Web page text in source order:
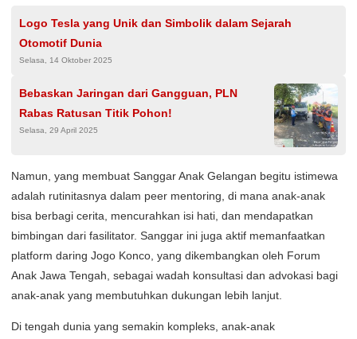
Logo Tesla yang Unik dan Simbolik dalam Sejarah
Otomotif Dunia
Selasa, 14 Oktober 2025
Bebaskan Jaringan dari Gangguan, PLN
Rabas Ratusan Titik Pohon!
Selasa, 29 April 2025
Namun, yang membuat Sanggar Anak Gelangan begitu istimewa
adalah rutinitasnya dalam peer mentoring, di mana anak-anak
bisa berbagi cerita, mencurahkan isi hati, dan mendapatkan
bimbingan dari fasilitator. Sanggar ini juga aktif memanfaatkan
platform daring Jogo Konco, yang dikembangkan oleh Forum
Anak Jawa Tengah, sebagai wadah konsultasi dan advokasi bagi
anak-anak yang membutuhkan dukungan lebih lanjut.
Di tengah dunia yang semakin kompleks, anak-anak